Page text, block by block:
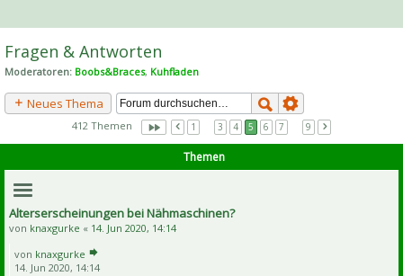
he
Fragen & Antworten
Moderatoren: Boobs&Braces, Kuhfladen
Neues Thema
412 Themen 1 3 4 5 6 7 9
Themen
Alterserscheinungen bei Nähmaschinen?
von knaxgurke « 14. Jun 2020, 14:14
von knaxgurke
14. Jun 2020, 14:14